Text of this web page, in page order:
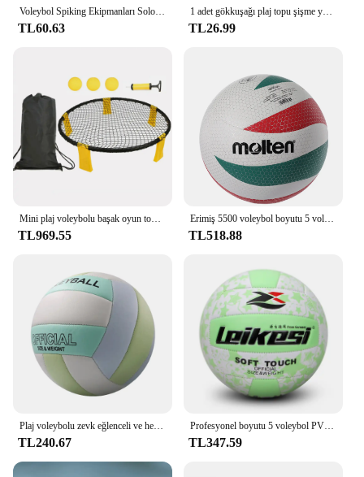
Voleybol Spiking Ekipmanları Solo Voleybol Uygulama Eğitmeni Yeni Başlayanlar ve Profesyoneller İçin Voleybol Vuruş Eğitmeni Atlama
TL60.63
1 adet gökkuşağı plaj topu şişme yaz plaj topu bahçe oyunu plaj oyuncak yüzmek gökkuşağı voleybol kauçuk çocuklar Net havuz B7O6
TL26.99
Mini plaj voleybolu başak oyun topları Set açık takım sporları çim açık spor için 3 topları ile Fitness ekipmanları Net
TL969.55
Erimiş 5500 voleybol boyutu 5 voleybol PU topu öğrenciler için yetişkin ve genç rekabet eğitim açık kapalı
TL518.88
TL240.67
Profesyonel boyutu 5 voleybol PVC aşınmaya dayanıklı su geçirmez makine-dikişli topu yüksek ribaund açık plaj oyunu voleybol
TL347.59